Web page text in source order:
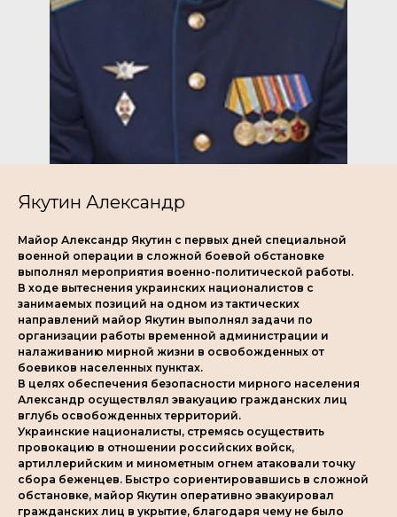
Якутин Александр
Майор Александр Якутин с первых дней специальной
военной операции в сложной боевой обстановке
выполнял мероприятия военно-политической работы.
В ходе вытеснения украинских националистов с
занимаемых позиций на одном из тактических
направлений майор Якутин выполнял задачи по
организации работы временной администрации и
налаживанию мирной жизни в освобожденных от
боевиков населенных пунктах.
В целях обеспечения безопасности мирного населения
Александр осуществлял эвакуацию гражданских лиц
вглубь освобожденных территорий.
Украинские националисты, стремясь осуществить
провокацию в отношении российских войск,
артиллерийским и минометным огнем атаковали точку
сбора беженцев. Быстро сориентировавшись в сложной
обстановке, майор Якутин оперативно эвакуировал
гражданских лиц в укрытие, благодаря чему не было